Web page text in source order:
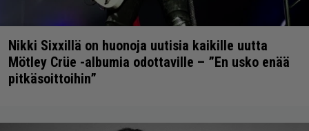
Nikki Sixxillä on huonoja uutisia kaikille uutta
Mötley Crüe -albumia odottaville – ”En usko enää
pitkäsoittoihin”